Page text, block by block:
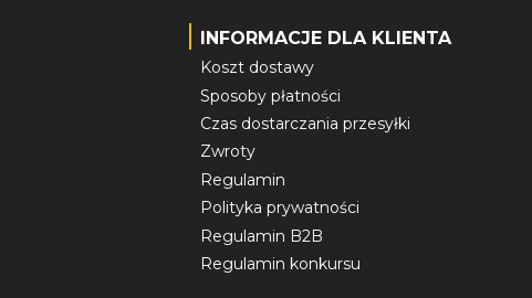
INFORMACJE DLA KLIENTA
Koszt dostawy
Sposoby płatności
Czas dostarczania przesyłki
Zwroty
Regulamin
Polityka prywatności
Regulamin B2B
Regulamin konkursu